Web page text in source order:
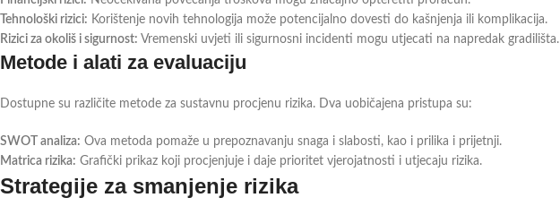
Tehnološki rizici: Korištenje novih tehnologija može potencijalno dovesti do kašnjenja ili komplikacija.
Rizici za okoliš i sigurnost: Vremenski uvjeti ili sigurnosni incidenti mogu utjecati na napredak gradilišta.
Metode i alati za evaluaciju
Dostupne su različite metode za sustavnu procjenu rizika. Dva uobičajena pristupa su:
SWOT analiza: Ova metoda pomaže u prepoznavanju snaga i slabosti, kao i prilika i prijetnji.
Matrica rizika: Grafički prikaz koji procjenjuje i daje prioritet vjerojatnosti i utjecaju rizika.
Strategije za smanjenje rizika